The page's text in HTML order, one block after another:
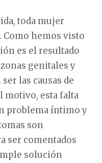
toda mujer
Como hemos visto
es el resultado
genitales y
las causas de
motivo, esta falta
problema íntimo y
son
ser comentados
solución